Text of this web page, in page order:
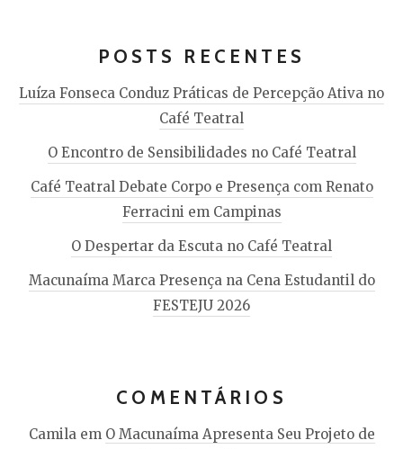
POSTS RECENTES
Luíza Fonseca Conduz Práticas de Percepção Ativa no
Café Teatral
O Encontro de Sensibilidades no Café Teatral
Café Teatral Debate Corpo e Presença com Renato
Ferracini em Campinas
O Despertar da Escuta no Café Teatral
Macunaíma Marca Presença na Cena Estudantil do
FESTEJU 2026
COMENTÁRIOS
Camila em O Macunaíma Apresenta Seu Projeto de